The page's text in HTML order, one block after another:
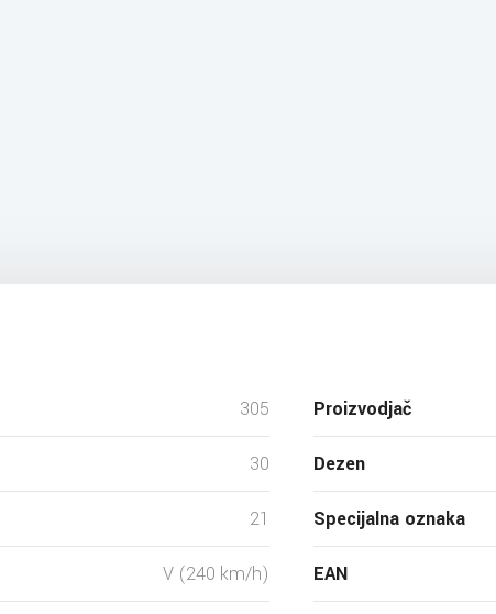
305
30
21
V (240 km/h)
Proizvodjač
Dezen
Specijalna oznaka
EAN